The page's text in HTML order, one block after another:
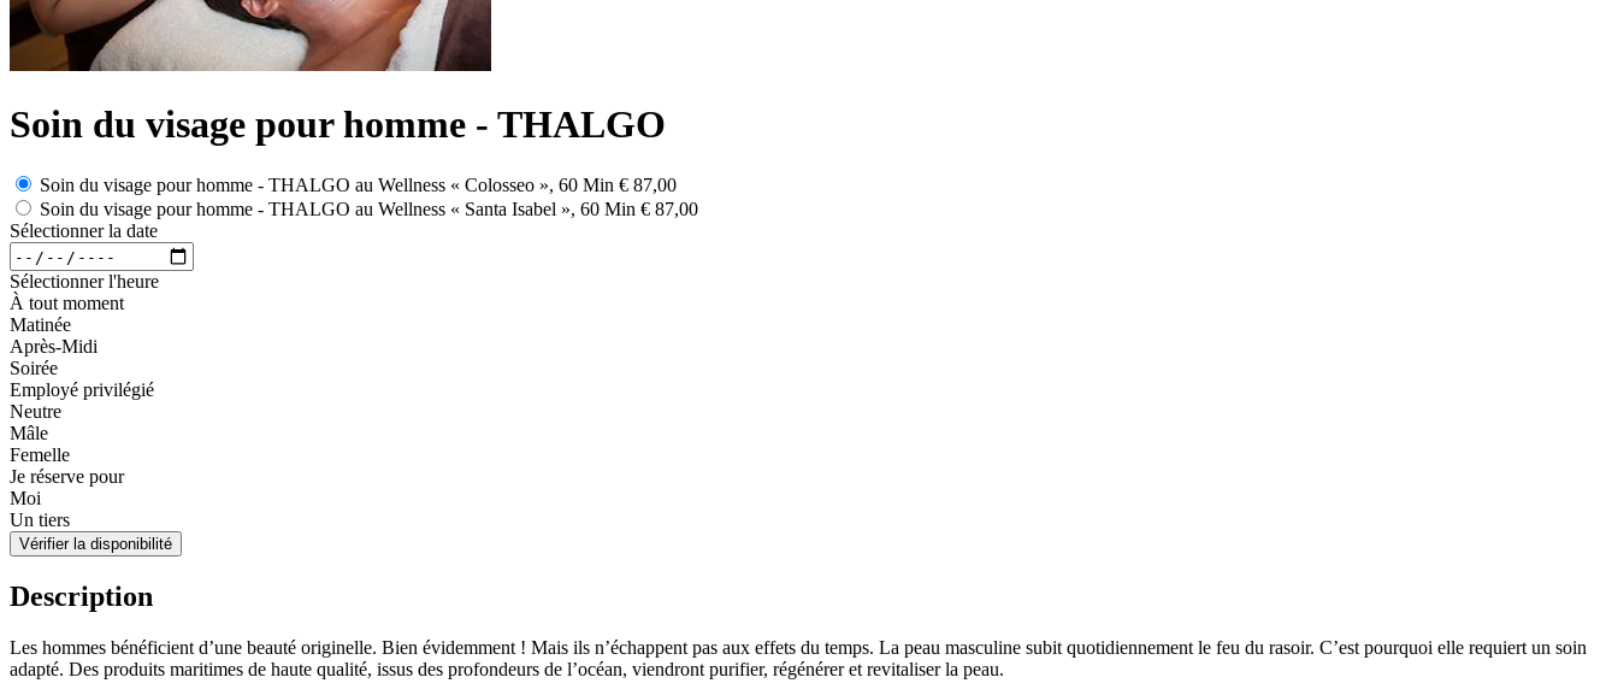
Soin du visage pour homme - THALGO
Soin du visage pour homme - THALGO au Wellness « Colosseo », 60 Min € 87,00
Soin du visage pour homme - THALGO au Wellness « Santa Isabel », 60 Min € 87,00
Sélectionner la date
Sélectionner l'heure
À tout moment
Matinée
Après-Midi
Soirée
Employé privilégié
Neutre
Mâle
Femelle
Je réserve pour
Moi
Un tiers
Vérifier la disponibilité
Description
Les hommes bénéficient d’une beauté originelle. Bien évidemment ! Mais ils n’échappent pas aux effets du temps. La peau masculine subit quotidiennement le feu du rasoir. C’est pourquoi elle requiert un soin
adapté. Des produits maritimes de haute qualité, issus des profondeurs de l’océan, viendront purifier, régénérer et revitaliser la peau.